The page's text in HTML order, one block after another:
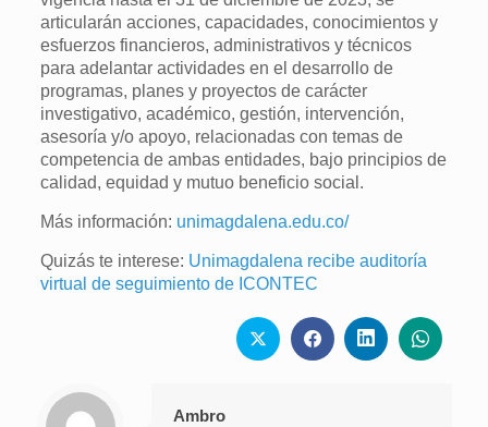
articularán acciones, capacidades, conocimientos y
esfuerzos financieros, administrativos y técnicos
para adelantar actividades en el desarrollo de
programas, planes y proyectos de carácter
investigativo, académico, gestión, intervención,
asesoría y/o apoyo, relacionadas con temas de
competencia de ambas entidades, bajo principios de
calidad, equidad y mutuo beneficio social.
Más información: unimagdalena.edu.co/
Quizás te interese: Unimagdalena recibe auditoría
virtual de seguimiento de ICONTEC
Ambro